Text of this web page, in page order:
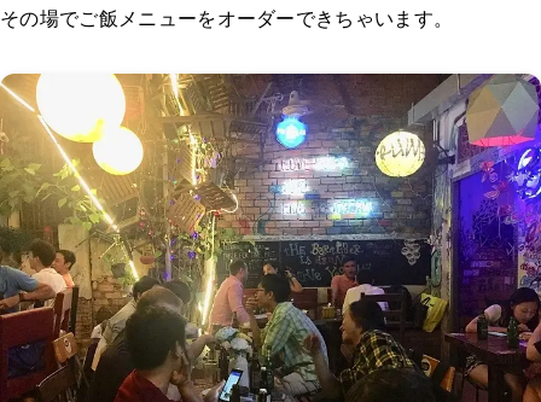
その場でご飯メニューをオーダーできちゃいます。